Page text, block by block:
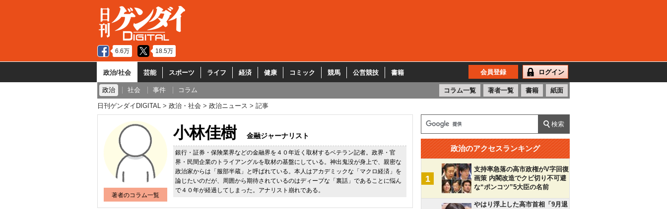
6.6万 18.5万
政治/社会 芸能 スポーツ ライフ 経済 健康 コミック 競馬 公営競技 書籍 会員登録 ログイン
政治 社会 事件 コラム コラム一覧 著者一覧 書籍 紙面
日刊ゲンダイDIGITAL 政治・社会 政治ニュース 記事
著者のコラム一覧
小林佳樹 金融ジャーナリスト
銀行・証券・保険業界などの金融界を４０年近く取材するベテラン記者。政界・官
界・民間企業のトライアングルを取材の基盤にしている。神出鬼没が身上で、親密な
政治家からは「服部半蔵」と呼ばれている。本人はアカデミックな「マクロ経済」を
論じたいのだが、周囲から期待されているのはディープな「裏話」であることに悩ん
で４０年が経過してしまった。アナリスト崩れである。
政治のアクセスランキング
1
支持率急落の高市政権がV字回復
画策 内閣改造でクビ切り不可避
な“ポンコツ”5大臣の名前
やはり浮上した高市首相「9月退